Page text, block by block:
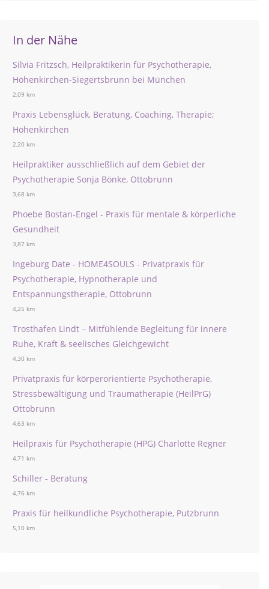
In der Nähe
Silvia Fritzsch, Heilpraktikerin für Psychotherapie,
Höhenkirchen-Siegertsbrunn bei München
2,09 km
Praxis Lebensglück, Beratung, Coaching, Therapie;
Höhenkirchen
2,20 km
Heilpraktiker ausschließlich auf dem Gebiet der
Psychotherapie Sonja Bönke, Ottobrunn
3,68 km
Phoebe Bostan-Engel - Praxis für mentale & körperliche
Gesundheit
3,87 km
Ingeburg Date - HOME4SOULS - Privatpraxis für
Psychotherapie, Hypnotherapie und
Entspannungstherapie, Ottobrunn
4,25 km
Trosthafen Lindt – Mitfühlende Begleitung für innere
Ruhe, Kraft & seelisches Gleichgewicht
4,30 km
Privatpraxis für körperorientierte Psychotherapie,
Stressbewältigung und Traumatherapie (HeilPrG)
Ottobrunn
4,63 km
Heilpraxis für Psychotherapie (HPG) Charlotte Regner
4,71 km
Schiller - Beratung
4,76 km
Praxis für heilkundliche Psychotherapie, Putzbrunn
5,10 km